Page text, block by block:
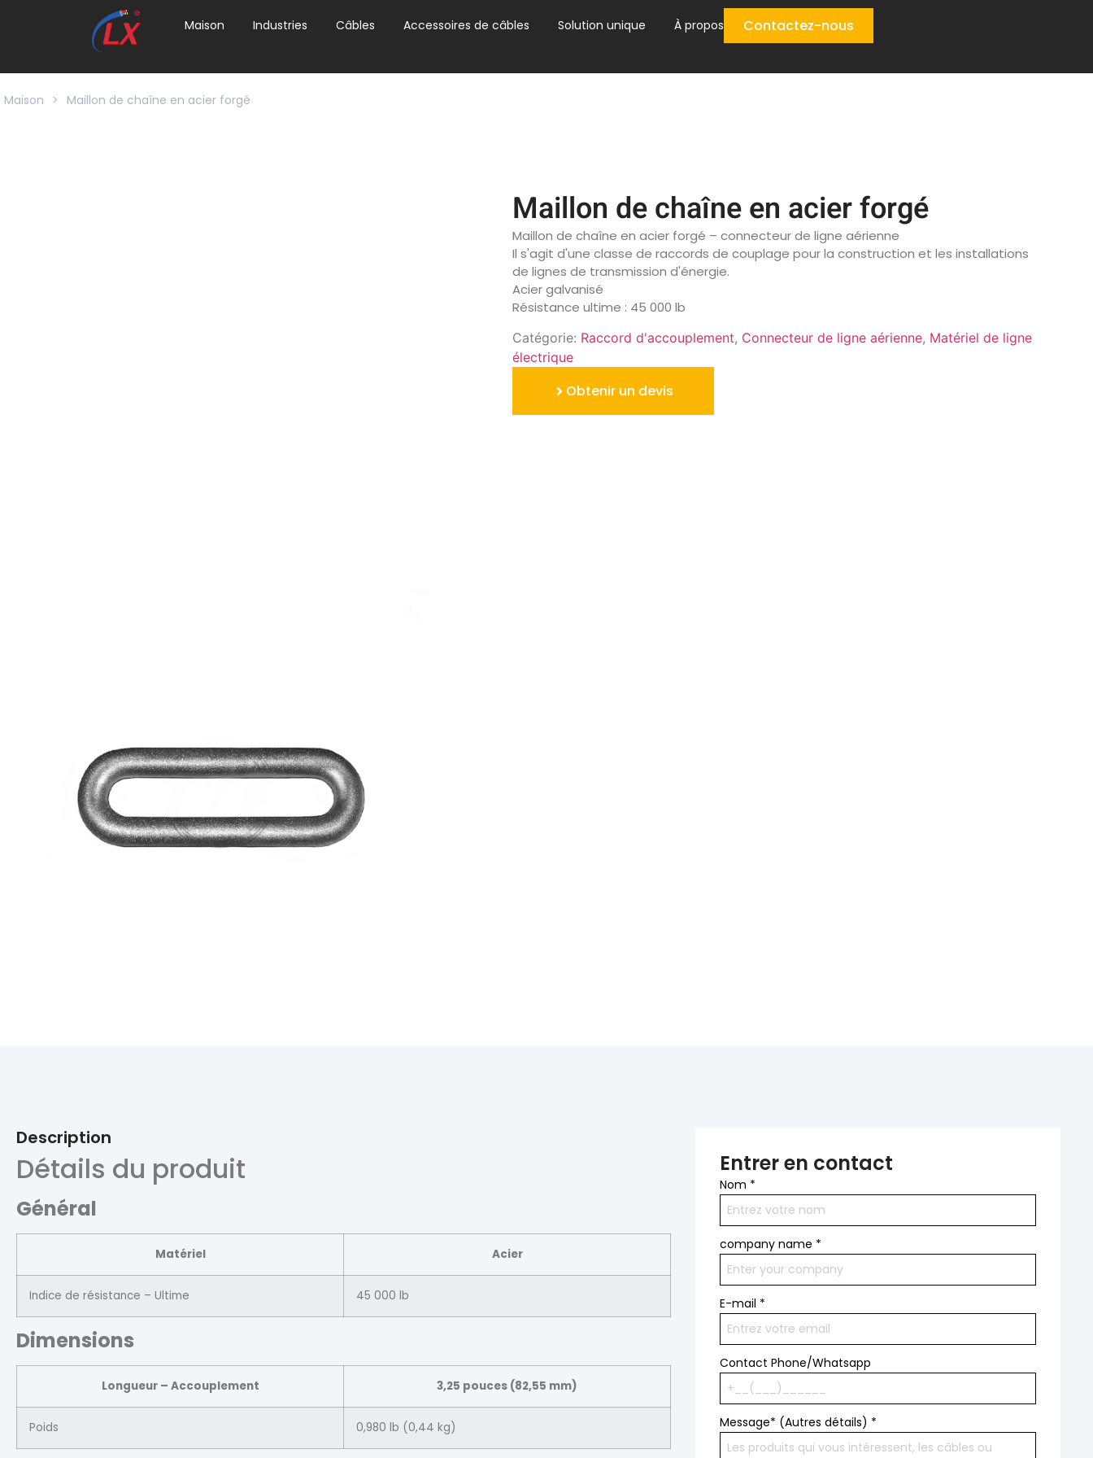
Maison Industries Câbles Accessoires de câbles Solution unique À propos Contactez-nous
Maison > Maillon de chaîne en acier forgé
Maillon de chaîne en acier forgé
Maillon de chaîne en acier forgé – connecteur de ligne aérienne
Il s'agit d'une classe de raccords de couplage pour la construction et les installations
de lignes de transmission d'énergie.
Acier galvanisé
Résistance ultime : 45 000 lb
Catégorie: Raccord d'accouplement, Connecteur de ligne aérienne, Matériel de ligne
électrique
Obtenir un devis
Description
Détails du produit
Général
Matériel Acier
Indice de résistance – Ultime 45 000 lb
Dimensions
Longueur – Accouplement 3,25 pouces (82,55 mm)
Poids 0,980 lb (0,44 kg)
Entrer en contact
Nom *
company name *
E-mail *
Contact Phone/Whatsapp
Message* (Autres détails) *